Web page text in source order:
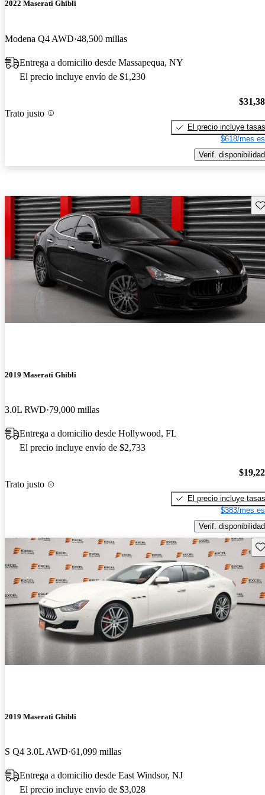
2022 Maserati Ghibli
Modena Q4 AWD 48,500 millas
Entrega a domicilio desde Massapequa, NY
El precio incluye envío de $1,230
Trato justo
El precio incluye tasas
$618/mes
Verif. disponibilidad
2019 Maserati Ghibli
3.0L RWD 79,000 millas
Entrega a domicilio desde Hollywood, FL
El precio incluye envío de $2,733
Trato justo
El precio incluye tasas
$383/mes
Verif. disponibilidad
2019 Maserati Ghibli
S Q4 3.0L AWD 61,099 millas
Entrega a domicilio desde East Windsor, NJ
El precio incluye envío de $3,028